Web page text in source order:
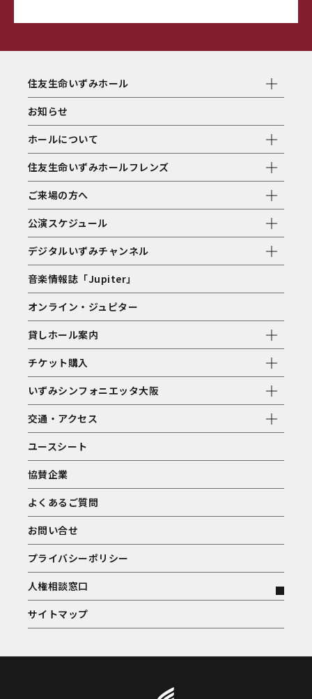
住友生命いずみホール
お知らせ
ホールについて
住友生命いずみホールフレンズ
ご来場の方へ
公演スケジュール
デジタルいずみチャンネル
音楽情報誌「Jupiter」
オンライン・ジュピター
貸しホール案内
チケット購入
いずみシンフォニエッタ大阪
交通・アクセス
ユースシート
協賛企業
よくあるご質問
お問い合せ
プライバシーポリシー
人権相談窓口
サイトマップ